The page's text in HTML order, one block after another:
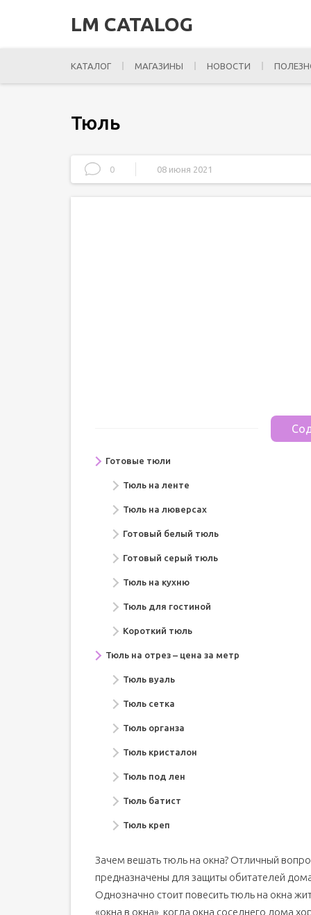
LM CATALOG
КАТАЛОГ МАГАЗИНЫ НОВОСТИ
Тюль
0 08 июня 2021
Готовые тюли
Тюль на ленте
Тюль на люверсах
Готовый белый тюль
Готовый серый тюль
Тюль на кухню
Тюль для гостиной
Короткий тюль
Тюль на отрез – цена за метр
Тюль вуаль
Тюль сетка
Тюль органза
Тюль кристалон
Тюль под лен
Тюль батист
Тюль креп
Зачем вешать тюль на окна? Отличный
предназначены для защиты обитателей
Однозначно стоит повесить тюль на окна
«окна в окна», когда окна соседнего дома